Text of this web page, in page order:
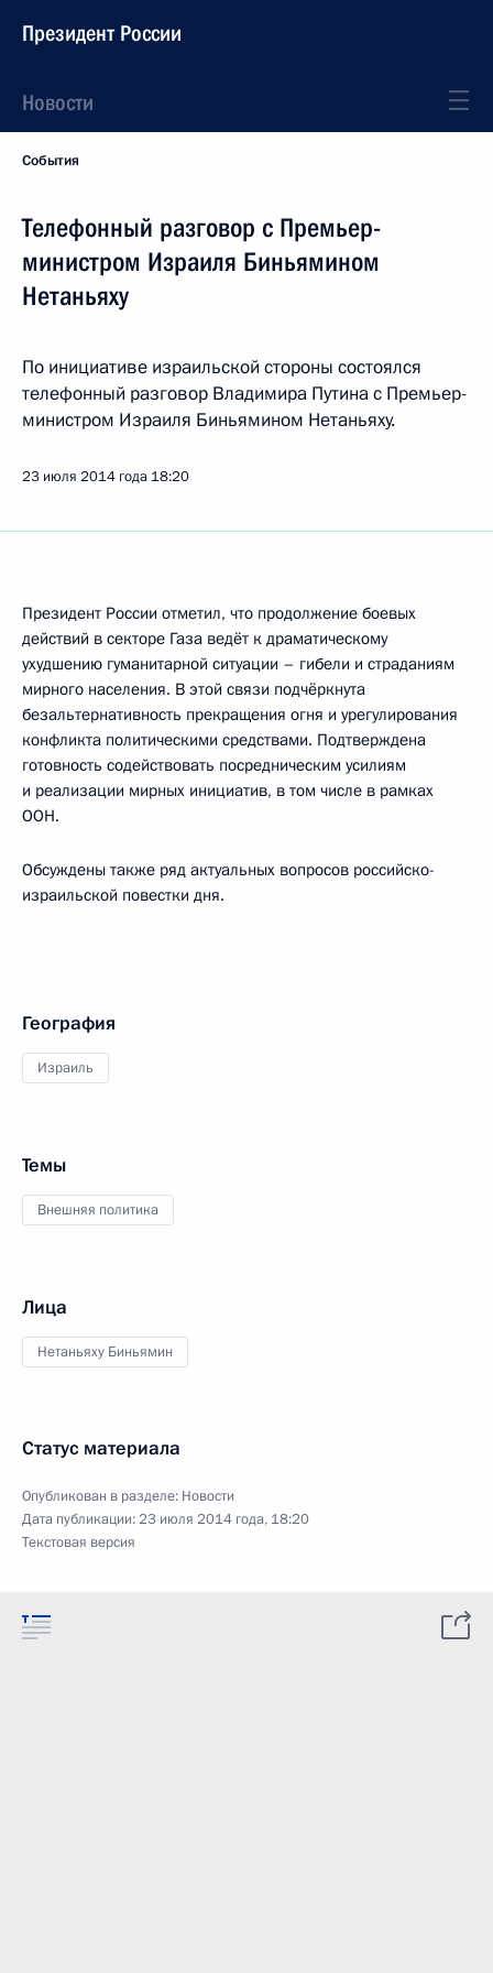
Президент России
Новости
События
Телефонный разговор с Премьер-
министром Израиля Биньямином
Нетаньяху
По инициативе израильской стороны состоялся
телефонный разговор Владимира Путина с Премьер-
министром Израиля Биньямином Нетаньяху.
23 июля 2014 года 18:20
Президент России отметил, что продолжение боевых
действий в секторе Газа ведёт к драматическому
ухудшению гуманитарной ситуации – гибели и страданиям
мирного населения. В этой связи подчёркнута
безальтернативность прекращения огня и урегулирования
конфликта политическими средствами. Подтверждена
готовность содействовать посредническим усилиям
и реализации мирных инициатив, в том числе в рамках
ООН.
Обсуждены также ряд актуальных вопросов российско-
израильской повестки дня.
География
Израиль
Темы
Внешняя политика
Лица
Нетаньяху Биньямин
Статус материала
Опубликован в разделе: Новости
Дата публикации:23 июля 2014 года, 18:20
Текстовая версия